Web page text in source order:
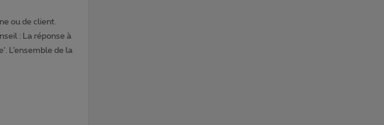
ou de client.
: La réponse à
L’ensemble de la